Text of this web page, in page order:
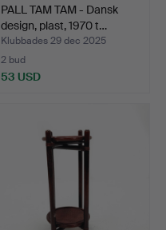
PALL TAM TAM - Dansk
design, plast, 1970 t…
Klubbades 29 dec 2025
2 bud
53 USD